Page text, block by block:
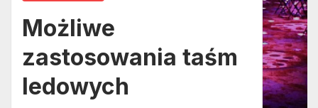
Możliwe
zastosowania taśm
ledowych